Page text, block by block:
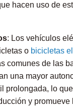
hacen uso de
: Los vehículos
o bicicletas
comunes de las
una mayor
prolongada, lo
y promueve